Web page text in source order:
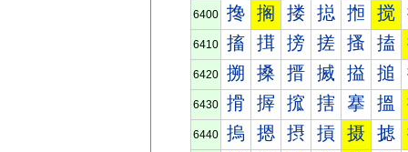
6400 搀 搁 搂 搃 搄 搅
6410 搐 搑 搒 搓 搔 搕
6420 搠 搡 搢 搣 搤 搥
6430 搰 搱 搲 搳 搴 搵
6440 摀 摁 摂 摃 摄 摅